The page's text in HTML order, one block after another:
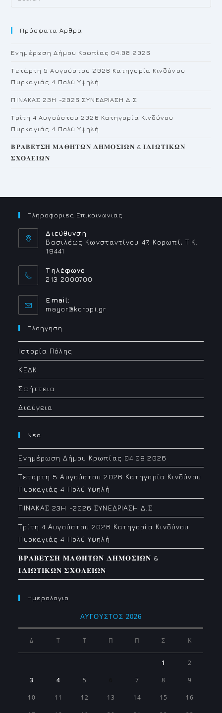
Πρόσφατα Άρθρα
Ενημέρωση Δήμου Κρωπίας 04.08.2026
Τετάρτη 5 Αυγούστου 2026 Κατηγορία Κινδύνου
Πυρκαγιάς 4 Πολύ Υψηλή
ΠΙΝΑΚΑΣ 23H -2026 ΣΥΝΕΔΡΙΑΣΗ Δ.Σ
Τρίτη 4 Αυγούστου 2026 Κατηγορία Κινδύνου
Πυρκαγιάς 4 Πολύ Υψηλή
𝚩𝚸𝚨𝚩𝚬𝚼𝚺𝚮 𝚳𝚨𝚯𝚮𝚻𝛀𝚴 𝚫𝚮𝚳𝚶𝚺𝚰𝛀𝚴 & 𝚰𝚫𝚰𝛀𝚻𝚰𝚱𝛀𝚴
𝚺𝚾𝚶𝚲𝚬𝚰𝛀𝚴
Πληροφοριες Επικοινωνιας
Διεύθυνση
Βασιλέως Κωνσταντίνου 47, Κορωπί, Τ.Κ.
19441
Τηλέφωνο
213 2000700
Email:
mayor@koropi.grOpens
Πλοηγηση
Ιστορία Πόλης
ΚΕΔΚ
Σφήττεια
Διαύγεια
Νεα
Ενημέρωση Δήμου Κρωπίας 04.08.2026
Τετάρτη 5 Αυγούστου 2026 Κατηγορία Κινδύνου
Πυρκαγιάς 4 Πολύ Υψηλή
ΠΙΝΑΚΑΣ 23H -2026 ΣΥΝΕΔΡΙΑΣΗ Δ.Σ
Τρίτη 4 Αυγούστου 2026 Κατηγορία Κινδύνου
Πυρκαγιάς 4 Πολύ Υψηλή
𝚩𝚸𝚨𝚩𝚬𝚼𝚺𝚮 𝚳𝚨𝚯𝚮𝚻𝛀𝚴 𝚫𝚮𝚳𝚶𝚺𝚰𝛀𝚴 &
𝚰𝚫𝚰𝛀𝚻𝚰𝚱𝛀𝚴 𝚺𝚾𝚶𝚲𝚬𝚰𝛀𝚴
Ημερολογιο
ΑΎΓΟΥΣΤΟΣ 2026
Δ Τ Τ Π Π Σ Κ
1 2
3 4 5 7 8 9
10 11 12 13 14 15 16